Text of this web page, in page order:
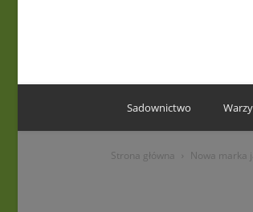
Sadownictwo
Strona główna Nowa marka